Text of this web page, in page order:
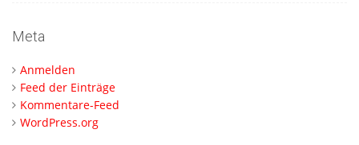
Meta
Anmelden
Feed der Einträge
Kommentare-Feed
WordPress.org